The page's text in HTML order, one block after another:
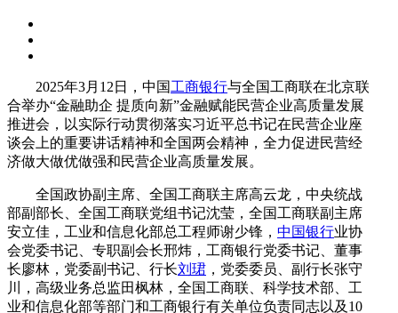
2025年3月12日，中国工商银行与全国工商联在北京联
合举办“金融助企 提质向新”金融赋能民营企业高质量发展
推进会，以实际行动贯彻落实习近平总书记在民营企业座
谈会上的重要讲话精神和全国两会精神，全力促进民营经
济做大做优做强和民营企业高质量发展。
全国政协副主席、全国工商联主席高云龙，中央统战
部副部长、全国工商联党组书记沈莹，全国工商联副主席
安立佳，工业和信息化部总工程师谢少锋， 中国银行业协
会党委书记、专职副会长邢炜，工商银行党委书记、董事
长廖林，党委副书记、行长刘珺 ，党委委员、副行长张守
川，高级业务总监田枫林，全国工商联、科学技术部、工
业和信息化部等部门和工商银行有关单位负责同志以及10